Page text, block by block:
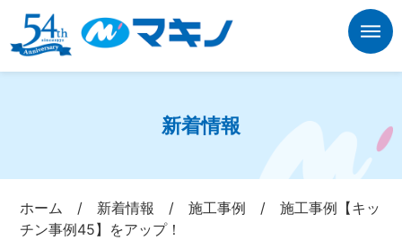
新着情報
ホーム / 新着情報 /施工事例 /施工事例【キッ
チン事例45】をアップ！